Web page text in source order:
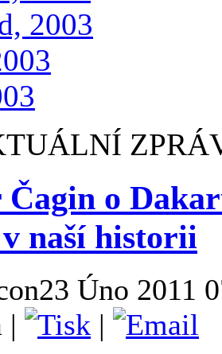
2003
o
naší historii
23 Úno 2011
|
|